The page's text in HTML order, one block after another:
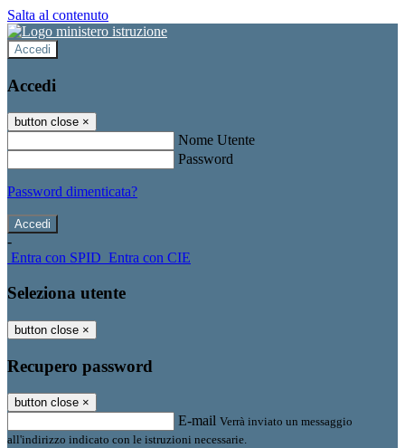
Salta al contenuto
Accedi
Accedi
button close ×
Nome Utente
Password
Password dimenticata?
-
Entra con SPID Entra con CIE
Seleziona utente
button close ×
Recupero password
button close ×
E-mail Verrà inviato un messaggio
all'indirizzo indicato con le istruzioni necessarie.